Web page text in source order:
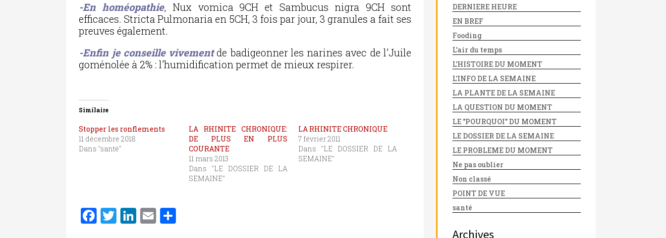
-En homéopathie, Nux vomica 9CH et Sambucus nigra 9CH sont
efficaces. Stricta Pulmonaria en 5CH, 3 fois par jour, 3 granules a fait ses
preuves également.
-Enfin je conseille vivementde badigeonner les narines avec de l’Juile
goménolée à 2% : l’humidification permet de mieux respirer.
Similaire
Stopper les ronflements
11 décembre 2018
Dans "santé"
LA RHINITE CHRONIQUE:
DE PLUS EN PLUS
COURANTE
11 mars 2013
Dans "LE DOSSIER DE LA
SEMAINE"
LA RHINITE CHRONIQUE
7 février 2011
Dans "LE DOSSIER DE LA
SEMAINE"
F T Li E
DERNIERE HEURE
EN BREF
Fooding
L'air du temps
L'HISTOIRE DU MOMENT
L'INFO DE LA SEMAINE
LA PLANTE DE LA SEMAINE
LA QUESTION DU MOMENT
LE "POURQUOI" DU MOMENT
LE DOSSIER DE LA SEMAINE
LE PROBLEME DU MOMENT
Ne pas oublier
Non classé
POINT DE VUE
santé
Archives